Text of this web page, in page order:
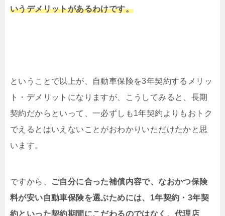
いうデメリットがあるわけです。
ということで以上が、自動車保険を3年契約するメリッ
ト・デメリットになりますが、こうしてみると、長期
契約だからといって、一必ずしも1年契約よりもおトク
でえるとはいえないことがおわかりいただけたかと思
います。
ですから、
ご自分に合った補償内容で、なおかつ保険
料が安い自動車保険を選ぶためには、1年契約・3年契
約といった契約期間にこだわるのではなく、代理店